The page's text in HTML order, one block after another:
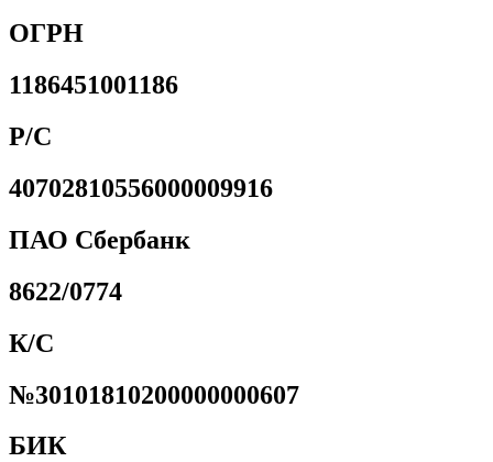
ОГРН
1186451001186
Р/С
40702810556000009916
ПАО Сбербанк
8622/0774
К/С
№30101810200000000607
БИК